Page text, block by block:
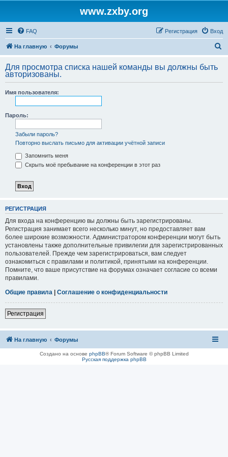
www.zxby.org
FAQ Вход
Регистрация
На главную Форумы
с
Для просмотра списка нашей команды вы должны быть
авторизованы.
Имя пользователя:
Пароль:
Забыли пароль?
Повторно выслать письмо для активации учётной записи
Запомнить меня
Скрыть моё пребывание на конференции в этот раз
РЕГИСТРАЦИЯ
Для входа на конференцию вы должны быть зарегистрированы.
Регистрация занимает всего несколько минут, но предоставляет вам
более широкие возможности. Администратором конференции могут быть
установлены также дополнительные привилегии для зарегистрированных
пользователей. Прежде чем зарегистрироваться, вам следует
ознакомиться с правилами и политикой, принятыми на конференции.
Помните, что ваше присутствие на форумах означает согласие со всеми
правилами.
Общие правила | Соглашение о конфиденциальности
Регистрация
На главную Форумы
Создано на основе phpBB® Forum Software © phpBB Limited
Русская поддержка phpBB